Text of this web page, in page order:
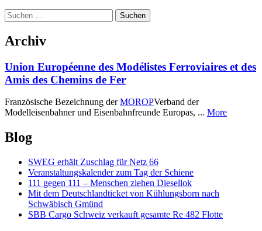
Suchen
nach:
Archiv
Union Européenne des Modélistes Ferroviaires et des
Amis des Chemins de Fer
Französische Bezeichnung derMOROPVerband der
Modelleisenbahner und Eisenbahnfreunde Europas, ... More
Blog
SWEG erhält Zuschlag für Netz 66
Veranstaltungskalender zum Tag der Schiene
111 gegen 111 – Menschen ziehen Diesellok
Mit dem Deutschlandticket von Kühlungsborn nach
Schwäbisch Gmünd
SBB Cargo Schweiz verkauft gesamte Re 482 Flotte